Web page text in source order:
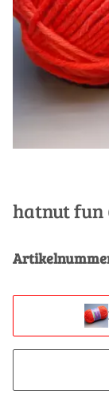
hatnut fun